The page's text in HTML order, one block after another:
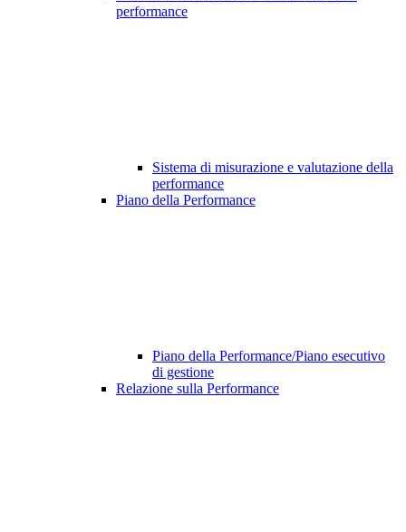
performance
Sistema di misurazione e valutazione della
performance
Piano della Performance
Piano della Performance/Piano esecutivo
di gestione
Relazione sulla Performance